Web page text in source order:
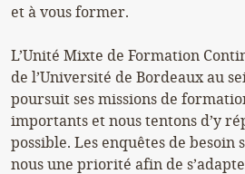
et à vous former.
L’Unité Mixte de Formation
de l’Université de Bordeaux au
poursuit ses missions de
importants et nous tentons d’y
possible. Les enquêtes de
nous une priorité afin de